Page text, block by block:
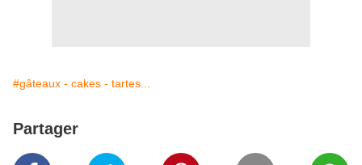
#gâteaux - cakes - tartes...
Partager